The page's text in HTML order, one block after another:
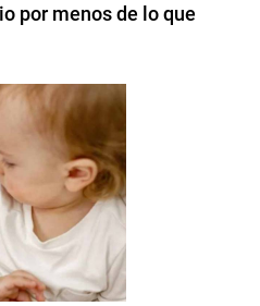
por menos de lo que